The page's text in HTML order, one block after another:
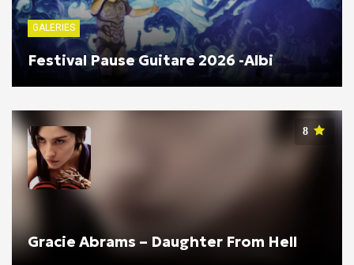
GALERIES
Festival Pause Guitare 2026 -Albi
8
Gracie Abrams – Daughter From Hell